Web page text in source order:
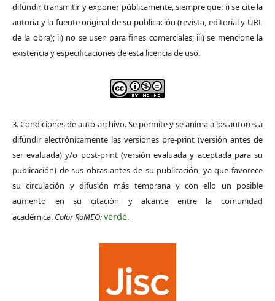
difundir, transmitir y exponer públicamente, siempre que: i) se cite la
autoría y la fuente original de su publicación (revista, editorial y URL
de la obra); ii) no se usen para fines comerciales; iii) se mencione la
existencia y especificaciones de esta licencia de uso.
3. Condiciones de auto-archivo. Se permite y se anima a los autores a
difundir electrónicamente las versiones pre-print (versión antes de
ser evaluada) y/o post-print (versión evaluada y aceptada para su
publicación) de sus obras antes de su publicación, ya que favorece
su circulación y difusión más temprana y con ello un posible
aumento en su citación y alcance entre la comunidad
académica. Color RoMEO:verde.